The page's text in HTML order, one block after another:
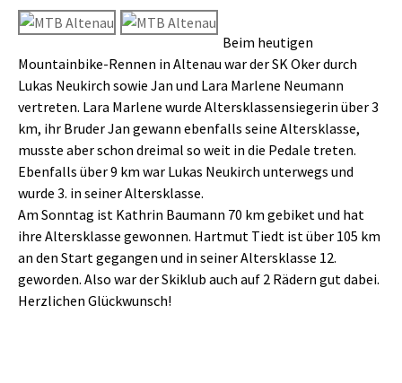
Beim heutigen
Mountainbike-Rennen in Altenau war der SK Oker durch
Lukas Neukirch sowie Jan und Lara Marlene Neumann
vertreten. Lara Marlene wurde Altersklassensiegerin über 3
km, ihr Bruder Jan gewann ebenfalls seine Altersklasse,
musste aber schon dreimal so weit in die Pedale treten.
Ebenfalls über 9 km war Lukas Neukirch unterwegs und
wurde 3. in seiner Altersklasse.
Am Sonntag ist Kathrin Baumann 70 km gebiket und hat
ihre Altersklasse gewonnen. Hartmut Tiedt ist über 105 km
an den Start gegangen und in seiner Altersklasse 12.
geworden. Also war der Skiklub auch auf 2 Rädern gut dabei.
Herzlichen Glückwunsch!